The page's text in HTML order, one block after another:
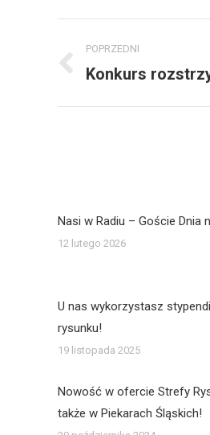
navigation
POPRZEDNI
Poprzedni
Konkurs
Nasi w Radiu – Goście Dnia
12 lutego 2026
U nas wykorzystasz
rysunku!
19 listopada 2025
Nowość w ofercie Strefy
także w Piekarach Śląskich!